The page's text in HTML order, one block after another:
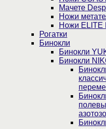
Мачете
Ножи
Ножи ELITE
Рогатки
Бинокли
Бинокли
Бинокли